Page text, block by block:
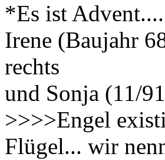
*Es ist
Irene (Baujahr
rechts
und Sonja (11/
>>>>Engel
Flügel... wir